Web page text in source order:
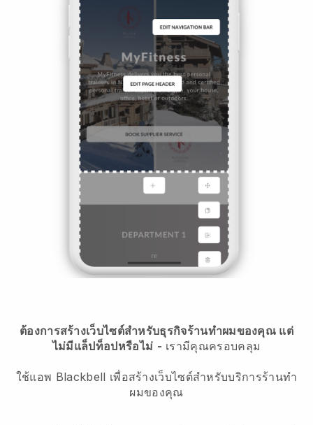
ต้องการสร้างเว็บไซต์สำหรับธุรกิจร้านทำผมของคุณ แต่
ไม่มีแล็ปท็อปหรือไม่ - เรามีคุณครอบคลุม
ใช้แอพ Blackbell เพื่อสร้างเว็บไซต์สำหรับบริการร้านทำ
ผมของคุณ